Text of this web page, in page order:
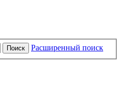
Поиск Расширенный поиск